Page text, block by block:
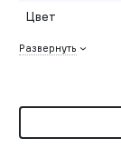
Цвет
Развернуть